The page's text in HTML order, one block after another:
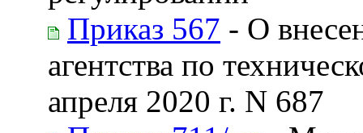
Приказ 567 - О
агентства по
апреля 2020 г. N 687